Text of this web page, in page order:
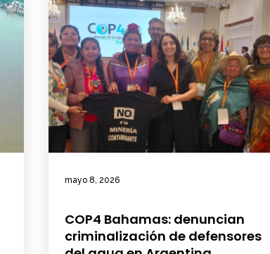
mayo 8, 2026
COP4 Bahamas: denuncian
criminalización de defensores